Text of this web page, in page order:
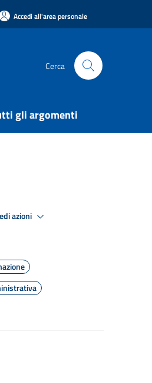
Accedi all'area personale
Cerca
gli argomenti
azioni